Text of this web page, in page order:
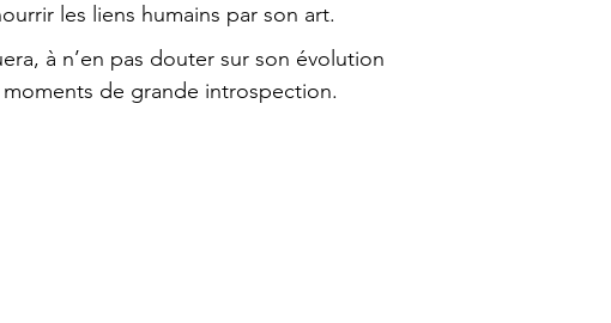
les liens humains par son art.
à n’en pas douter sur son évolution
de grande introspection.